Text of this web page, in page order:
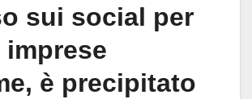
sui social per
imprese
è precipitato